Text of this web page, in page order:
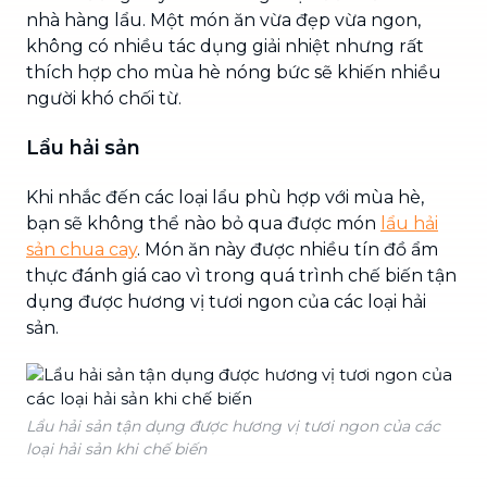
nhà hàng lẩu. Một món ăn vừa đẹp vừa ngon,
không có nhiều tác dụng giải nhiệt nhưng rất
thích hợp cho mùa hè nóng bức sẽ khiến nhiều
người khó chối từ.
Lẩu hải sản
Khi nhắc đến các loại lẩu phù hợp với mùa hè,
bạn sẽ không thể nào bỏ qua được món lẩu hải
sản chua cay. Món ăn này được nhiều tín đồ ẩm
thực đánh giá cao vì trong quá trình chế biến tận
dụng được hương vị tươi ngon của các loại hải
sản.
Lẩu hải sản tận dụng được hương vị tươi ngon của các
loại hải sản khi chế biến